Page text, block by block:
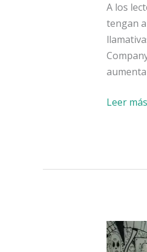
A los
tengan
Librerías
Leer